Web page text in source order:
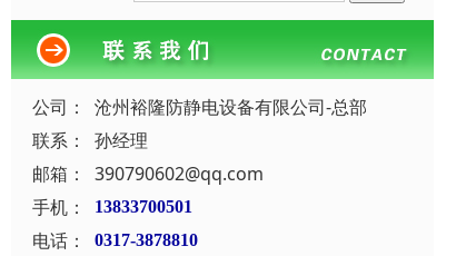
公司：
沧州裕隆防静电设备有限公司-总部
联系：
孙经理
邮箱：
390790602@qq.com
手机：
13833700501
电话： 0317-3878810